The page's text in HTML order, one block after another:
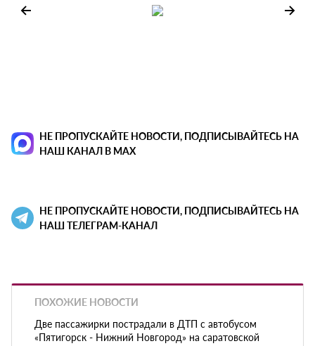
НЕ ПРОПУСКАЙТЕ НОВОСТИ, ПОДПИСЫВАЙТЕСЬ НА
НАШ КАНАЛ В MAX
НЕ ПРОПУСКАЙТЕ НОВОСТИ, ПОДПИСЫВАЙТЕСЬ НА
НАШ ТЕЛЕГРАМ-КАНАЛ
ПОХОЖИЕ НОВОСТИ
Две пассажирки пострадали в ДТП с автобусом
«Пятигорск - Нижний Новгород» на саратовской